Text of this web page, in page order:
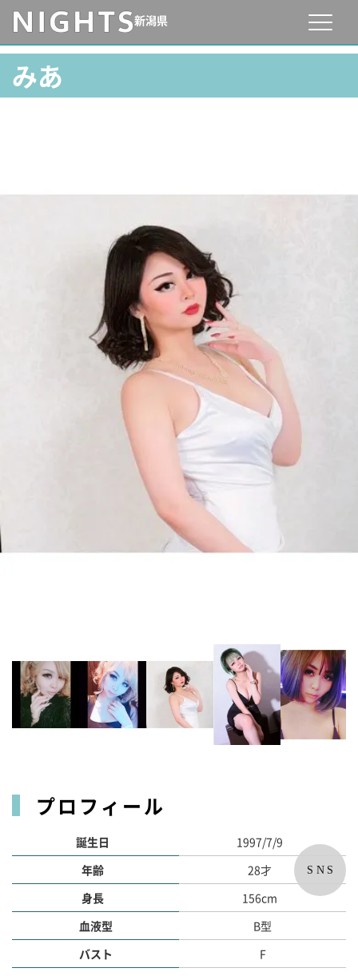
新潟県
みあ
プロフィール
誕生日
1997/7/9
年齢
28才
身長
156cm
血液型
B型
バスト
F
SNS